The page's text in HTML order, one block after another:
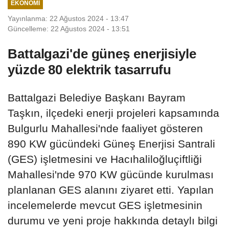
EKONOMI
Yayınlanma: 22 Ağustos 2024 - 13:47
Güncelleme: 22 Ağustos 2024 - 13:51
Battalgazi'de güneş enerjisiyle
yüzde 80 elektrik tasarrufu
Battalgazi Belediye Başkanı Bayram
Taşkın, ilçedeki enerji projeleri kapsamında
Bulgurlu Mahallesi'nde faaliyet gösteren
890 KW gücündeki Güneş Enerjisi Santrali
(GES) işletmesini ve Hacıhaliloğluçiftliği
Mahallesi'nde 970 KW gücünde kurulması
planlanan GES alanını ziyaret etti. Yapılan
incelemelerde mevcut GES işletmesinin
durumu ve yeni proje hakkında detaylı bilgi